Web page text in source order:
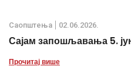
Саопштења 02.06.2026.
Сајам запошљавања 5.
Прочитај више